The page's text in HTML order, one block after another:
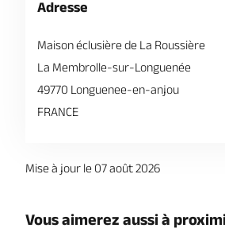
Adresse
Maison éclusière de La Roussière
La Membrolle-sur-Longuenée
49770 Longuenee-en-anjou
FRANCE
Mise à jour le 07 août 2026
Vous aimerez aussi à